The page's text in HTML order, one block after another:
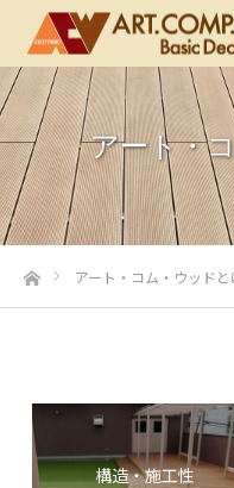
アート・
ホームアート・コム・ウッドと
構造・施工性